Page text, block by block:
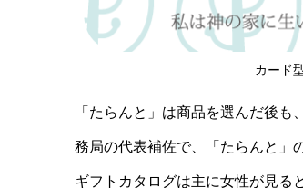
カード
「たらんと」は商品を選んだ後
務局の代表補佐で、「たらんと」
ギフトカタログは主に女性が見る